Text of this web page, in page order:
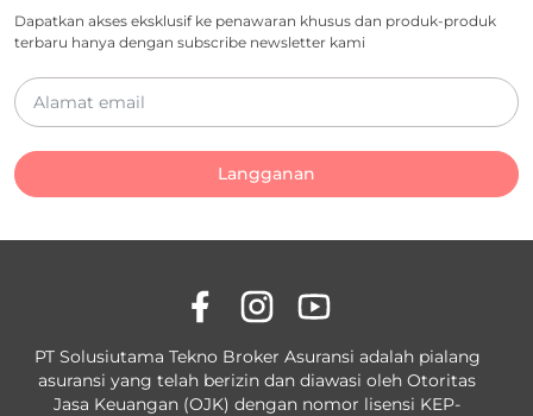
Dapatkan akses eksklusif ke penawaran khusus dan produk-produk
terbaru hanya dengan subscribe newsletter kami
Langganan
PT Solusiutama Tekno Broker Asuransi adalah pialang
asuransi yang telah berizin dan diawasi oleh Otoritas
Jasa Keuangan (OJK) dengan nomor lisensi KEP-